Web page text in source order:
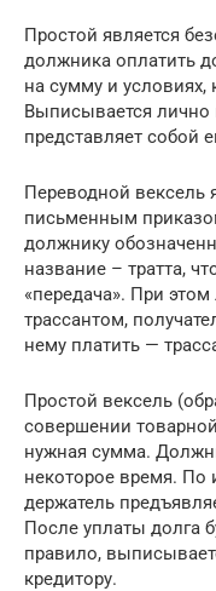
Простой является
должника оплатить
на сумму и
Выписывается лично
представляет собой
Переводной вексель
письменным
должнику
название – тратта,
«передача». При
трассантом,
нему платить —
Простой вексель
совершении товарной
нужная сумма.
некоторое время. По
держатель
После уплаты долга
правило,
кредитору.